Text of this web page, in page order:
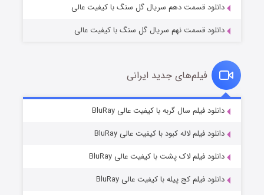
قسمت۲ (زیرنویس) منتشر شد
دانلود قسمت دهم سریال گل سنگ با کیفیت عالی
دانلود قسمت نهم سریال گل سنگ با کیفیت عالی
فیلم‌های جدید ایرانی
دانلود فیلم سال گربه با کیفیت عالی BluRay
دانلود فیلم لاله کبود با کیفیت عالی BluRay
دانلود فیلم لاک پشت با کیفیت عالی BluRay
دانلود فیلم کج‌ پیله با کیفیت عالی BluRay